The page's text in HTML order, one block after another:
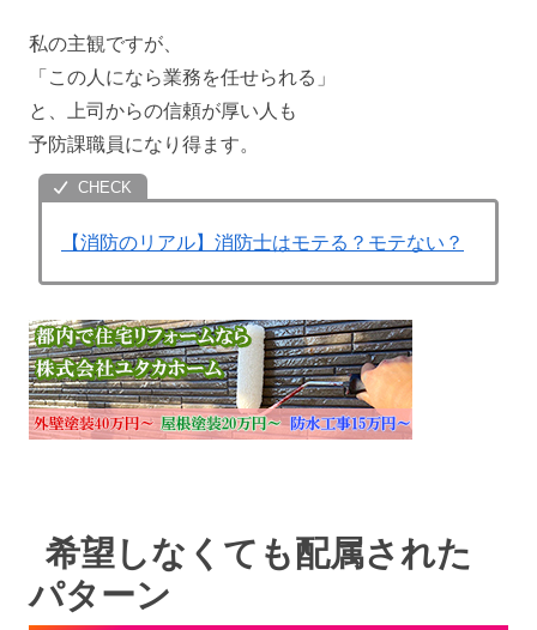
私の主観ですが、
「この人になら業務を任せられる」
と、上司からの信頼が厚い人も
予防課職員になり得ます。
【消防のリアル】消防士はモテる？モテない？
希望しなくても配属された
パターン